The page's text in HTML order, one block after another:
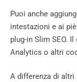
Puoi anche
intestazioni e ai
plug-in Slim SEO.
Analytics o altri
A differenza di altri